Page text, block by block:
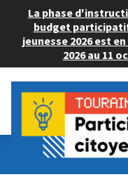
La phase
budget
jeunesse 2026 est
2026 au 11
Budget Participatif
💡 Déposer un projet